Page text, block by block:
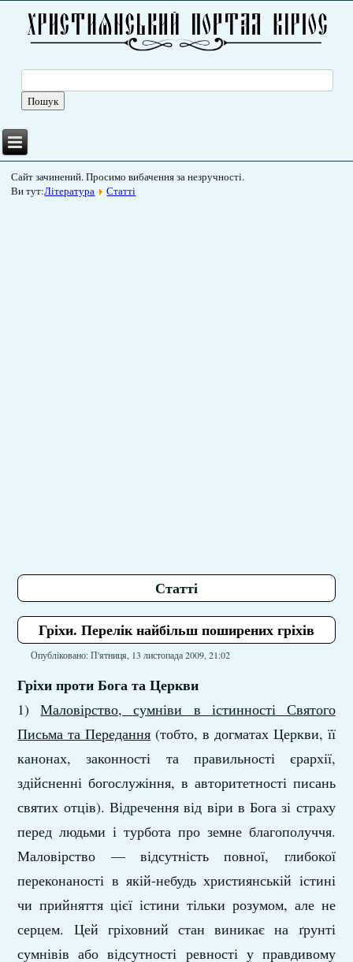
Сайт зачинений. Просимо вибачення за незручності.
Ви тут:Література Статті
Статті
Гріхи. Перелік найбільш поширених гріхів
Опубліковано: П'ятниця, 13 листопада 2009, 21:02
Гріхи проти Бога та Церкви
1)Маловірство, сумніви в істинності Святого
Письма та Передання (тобто, в догматах Церкви, її
канонах, законності та правильності єрархії,
здійсненні богослужіння, в авторитетності писань
святих отців). Відречення від віри в Бога зі страху
перед людьми і турбота про земне благополуччя.
Маловірство — відсутність повної, глибокої
переконаності в якій-небудь християнській істині
чи прийняття цієї істини тільки розумом, але не
серцем. Цей гріховний стан виникає на ґрунті
сумнівів або відсутності ревності у правдивому